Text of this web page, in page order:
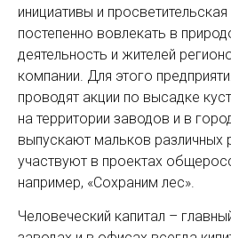
инициативы и
постепенно вовлекать в
деятельность и жителей
компании. Для этого
проводят акции по высадке
на территории заводов и в
выпускают мальков
участвуют в проектах
например, «­Сохраним лес».
Человеческий капитал –